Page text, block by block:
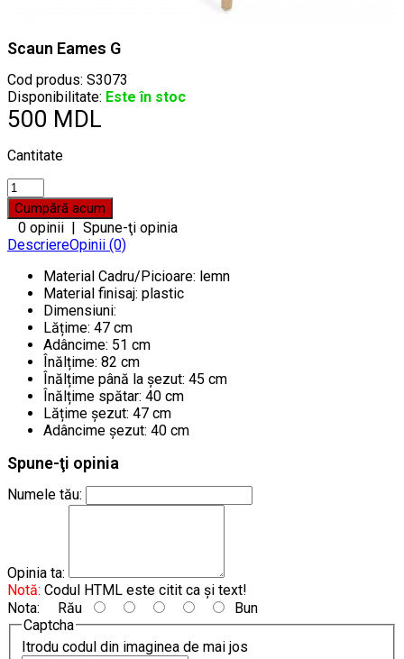
Scaun Eames G
Cod produs: S3073
Disponibilitate: Este în stoc
500 MDL
Cantitate
0 opinii | Spune-ţi opinia
DescriereOpinii (0)
Material Cadru/Picioare: lemn
Material finisaj: plastic
Dimensiuni:
Lățime: 47 cm
Adâncime: 51 cm
Înălțime: 82 cm
Înălțime până la șezut: 45 cm
Înălțime spătar: 40 cm
Lățime șezut: 47 cm
Adâncime șezut: 40 cm
Spune-ţi opinia
Numele tău:
Opinia ta:
Notă: Codul HTML este citit ca şi text!
Nota: Rău
Bun
Captcha
Itrodu codul din imaginea de mai jos